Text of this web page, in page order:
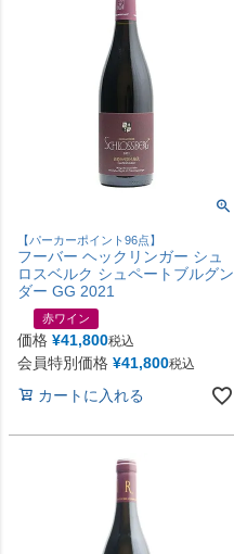
【パーカーポイント96点】
フーバー ヘックリンガー シュ
ロスベルク シュペートブルグン
ダー GG 2021
赤ワイン
価格 ¥41,800税込
会員特別価格 ¥41,800税込
カートに入れる